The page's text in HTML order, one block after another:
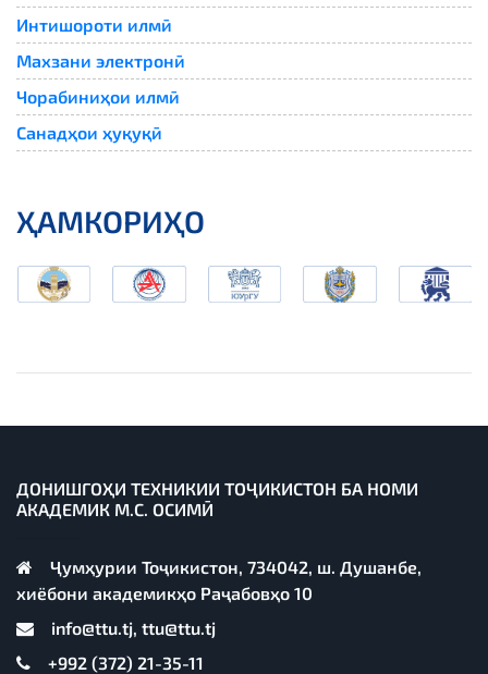
Интишороти илмӣ
Махзани электронӣ
Чорабиниҳои илмӣ
Санадҳои ҳуқуқӣ
ҲАМКОРИҲО
ДОНИШГОҲИ ТЕХНИКИИ ТОҶИКИСТОН БА НОМИ
АКАДЕМИК М.С. ОСИМӢ
Ҷумҳурии Тоҷикистон, 734042, ш. Душанбе,
хиёбони академикҳо Раҷабовҳо 10
info@ttu.tj, ttu@ttu.tj
+992 (372) 21-35-11